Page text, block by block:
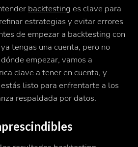
backtesting es clave para
estrategias y evitar errores
de empezar a backtesting con
tengas una cuenta, pero no
empezar, vamos a
clave a tener en cuenta, y
listo para enfrentarte a los
respaldada por datos.